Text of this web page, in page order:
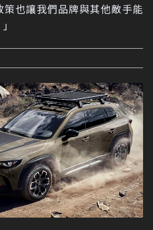
策也讓我們品牌與其他敵手能